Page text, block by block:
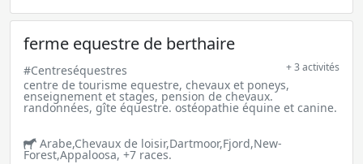
ferme equestre de berthaire
#Centreséquestres + 3 activités
centre de tourisme equestre, chevaux et poneys,
enseignement et stages, pension de chevaux.
randonnées, gîte équestre. ostéopathie équine et canine.
Arabe,Chevaux de loisir,Dartmoor,Fjord,New-
Forest,Appaloosa, +7 races.